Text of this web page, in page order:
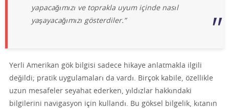
yapacağımızı ve toprakla uyum içinde nasıl
yaşayacağımızı gösterdiler.”
Yerli Amerikan gök bilgisi sadece hikaye anlatmakla ilgili
değildi; pratik uygulamaları da vardı. Birçok kabile, özellikle
uzun mesafeler seyahat ederken, yıldızlar hakkındaki
bilgilerini navigasyon için kullandı. Bu göksel bilgelik, kıtanın